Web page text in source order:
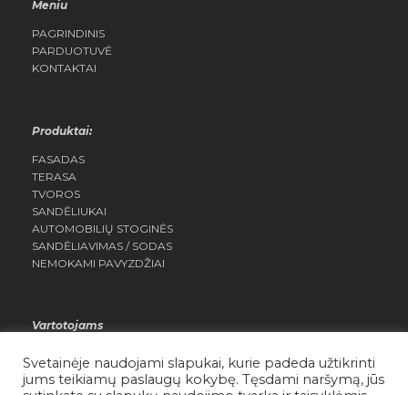
Meniu
PAGRINDINIS
PARDUOTUVĖ
KONTAKTAI
Produktai:
FASADAS
TERASA
TVOROS
SANDĖLIUKAI
AUTOMOBILIŲ STOGINĖS
SANDĖLIAVIMAS / SODAS
NEMOKAMI PAVYZDŽIAI
Vartotojams
NORŲ SĄRAŠAS
SĄLYGOS IR TAISYKLĖS
Svetainėje naudojami slapukai, kurie padeda užtikrinti
jums teikiamų paslaugų kokybę. Tęsdami naršymą, jūs